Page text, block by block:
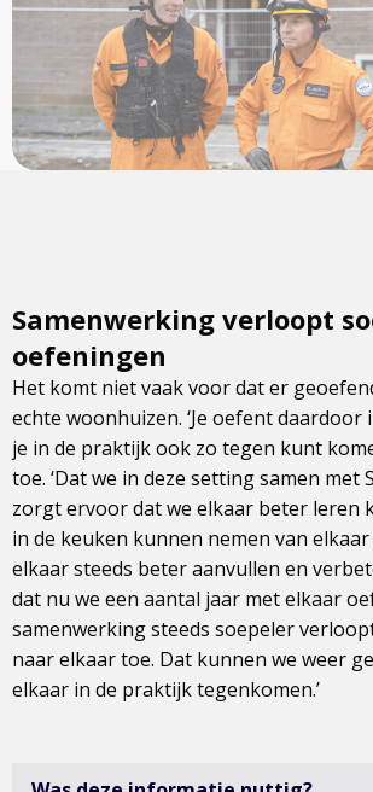
Samenwerking verloopt
oefeningen
Het komt niet vaak voor dat er
echte woonhuizen. ‘Je oefent daardoor
je in de praktijk ook zo tegen kunt
toe. ‘Dat we in deze setting samen met
zorgt ervoor dat we elkaar beter leren
in de keuken kunnen nemen van
elkaar steeds beter aanvullen en
dat nu we een aantal jaar met elkaar
samenwerking steeds soepeler
naar elkaar toe. Dat kunnen we weer
elkaar in de praktijk tegenkomen.’